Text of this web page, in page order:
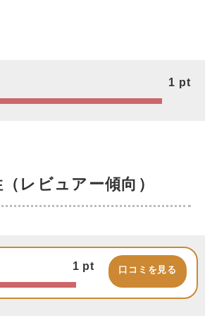
1 pt
レビュアー傾向）
1 pt 口コミを見る